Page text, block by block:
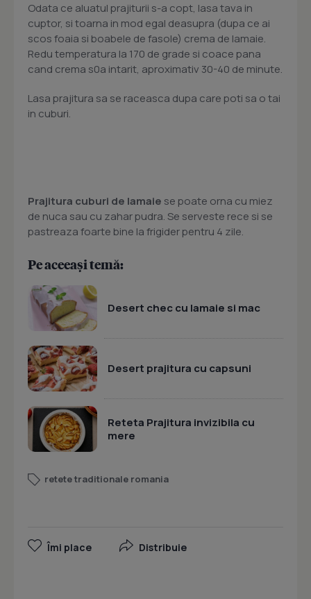
Odata ce aluatul prajiturii s-a copt, lasa tava in
cuptor, si toarna in mod egal deasupra (dupa ce ai
scos foaia si boabele de fasole) crema de lamaie.
Redu temperatura la 170 de grade si coace pana
cand crema s0a intarit, aproximativ 30-40 de minute.
Lasa prajitura sa se raceasca dupa care poti sa o tai
in cuburi.
Prajitura cuburi de lamaie se poate orna cu miez
de nuca sau cu zahar pudra. Se serveste rece si se
pastreaza foarte bine la frigider pentru 4 zile.
Pe aceeași temă:
Desert chec cu lamaie si mac
Desert prajitura cu capsuni
Reteta Prajitura invizibila cu
mere
retete traditionale romania
Îmi place Distribuie